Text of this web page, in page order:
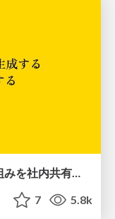
AIスライドデザインを生成する仕組みを社内共有する
7 5.8k